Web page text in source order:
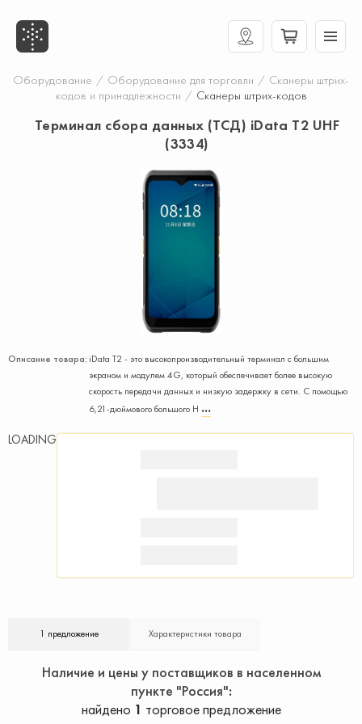
Оборудование / Оборудование для торговли / Сканеры штрих-
кодов и принадлежности / Сканеры штрих-кодов
Терминал сбора данных (ТСД) iData T2 UHF
(3334)
Описание товара:iData T2 - это высокопроизводительный терминал с большим
экраном и модулем 4G, который обеспечивает более высокую
скорость передачи данных и низкую задержку в сети. С помощью
6,21-дюймового большого H
LOADING
1 предложение Характеристики товара
Наличие и цены у поставщиков в населенном
пункте "Россия"
найдено 1 торговое предложение